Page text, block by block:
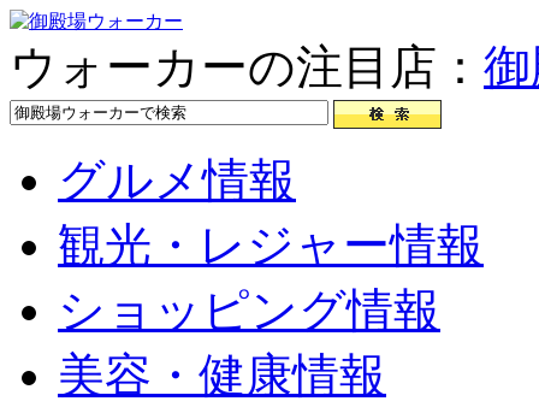
ウォーカーの注目店：
グルメ情報
観光・レジャー情報
ショッピング情報
美容・健康情報